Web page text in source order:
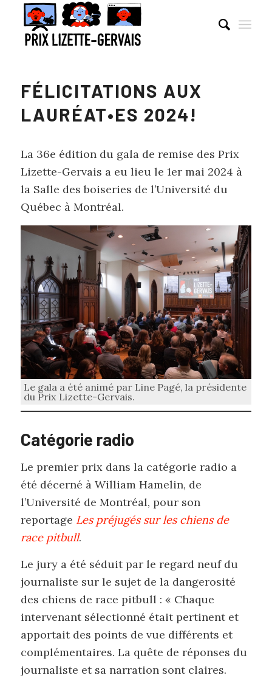
FÉLICITATIONS AUX
LAURÉAT•ES 2024!
La 36e édition du gala de remise des Prix
Lizette-Gervais a eu lieu le 1er mai 2024 à
la Salle des boiseries de l’Université du
Québec à Montréal.
Le gala a été animé par Line Pagé, la présidente
du Prix Lizette-Gervais.
Catégorie radio
Le premier prix dans la catégorie radio a
été décerné à William Hamelin, de
l’Université de Montréal, pour son
reportage Les préjugés sur les chiens de
race pitbull.
Le jury a été séduit par le regard neuf du
journaliste sur le sujet de la dangerosité
des chiens de race pitbull : « Chaque
intervenant sélectionné était pertinent et
apportait des points de vue différents et
complémentaires. La quête de réponses du
journaliste et sa narration sont claires.